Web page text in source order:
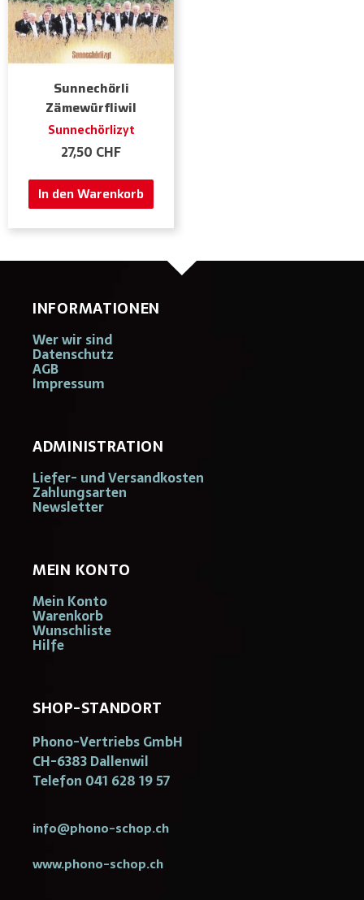
Sunnechörli
Zämewürfliwil
Sunnechörlizyt
27,50 CHF
In den Warenkorb
INFORMATIONEN
Wer wir sind
Datenschutz
AGB
Impressum
ADMINISTRATION
Liefer- und Versandkosten
Zahlungsarten
Newsletter
MEIN KONTO
Mein Konto
Warenkorb
Wunschliste
Hilfe
SHOP-STANDORT
Phono-Vertriebs GmbH
CH-6383 Dallenwil
Telefon 041 628 19 57
info@phono-schop.ch
www.phono-schop.ch